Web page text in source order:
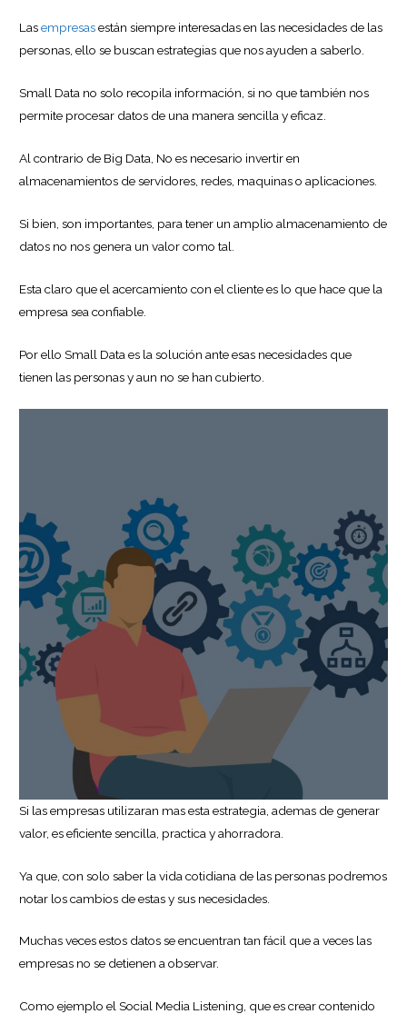
Lasempresasestán siempre interesadas en las necesidades de las
personas, ello se buscan estrategias que nos ayuden a saberlo.
Small Data no solo recopila información, si no que también nos
permite procesar datos de una manera sencilla y eficaz.
Al contrario de Big Data, No es necesario invertir en
almacenamientos de servidores, redes, maquinas o aplicaciones.
Si bien, son importantes, para tener un amplio almacenamiento de
datos no nos genera un valor como tal.
Esta claro que el acercamiento con el cliente es lo que hace que la
empresa sea confiable.
Por ello Small Data es la solución ante esas necesidades que
tienen las personas y aun no se han cubierto.
Si las empresas utilizaran mas esta estrategia, ademas de generar
valor, es eficiente sencilla, practica y ahorradora.
Ya que, con solo saber la vida cotidiana de las personas podremos
notar los cambios de estas y sus necesidades.
Muchas veces estos datos se encuentran tan fácil que a veces las
empresas no se detienen a observar.
Como ejemplo el Social Media Listening, que es crear contenido